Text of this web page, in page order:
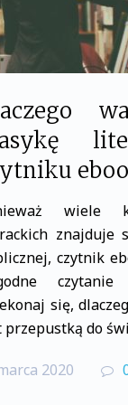
wiele
znajduje
czytnik
się,
przepustką do
2020